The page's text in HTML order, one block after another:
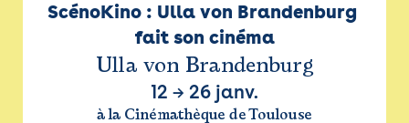
ScénoKino : Ulla von Brandenburg
fait son cinéma
Ulla von Brandenburg
12 → 26 janv.
à la Cinémathèque de Toulouse